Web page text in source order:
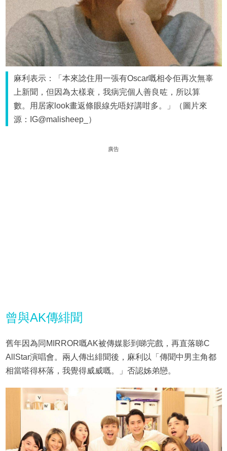
麻利表示：「本來諗住用一張有Oscar嘅相令佢再次無辜
上新聞，但因為太樣衰，我病完個人善良咗，所以算
數。用居家look畫返條眼線先唔好講咁多。」（圖片來
源：IG@malisheep_）
廣告
曾與AK傳緋聞
舊年因為同MIRROR嘅AK被傳媒影到睇完戲，再直落睇C
AllStar演唱會。兩人傳出緋聞後，麻利以「傳聞中男主角都
相當嗒得杯落，我覺得威威嘅。」否認姊弟戀。